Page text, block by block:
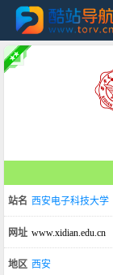
站名 西安电子科技大学
网址 www.xidian.edu.cn
地区 西安